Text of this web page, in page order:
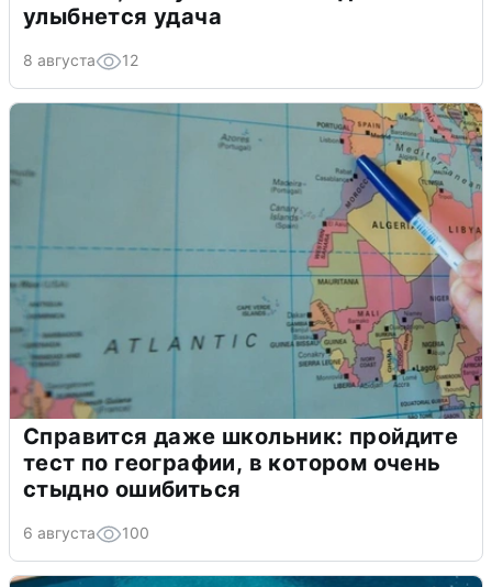
улыбнется удача
8 августа 12
Справится даже школьник: пройдите
тест по географии, в котором очень
стыдно ошибиться
6 августа 100